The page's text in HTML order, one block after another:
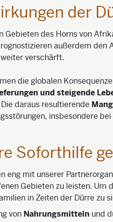
der
Gebieten des Horns von
außerdem den
verschärft.
die globalen
und steigende
daraus resultierende
insbesondere bei
Soforthilfe
eng mit unserer
Gebieten zu leisten. Um
in Zeiten der Dürre zu
von Nahrungsmitteln und